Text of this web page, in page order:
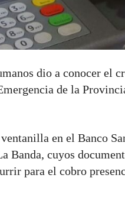
dio a conocer el
de la
en el Banco
cuyos
para el cobro